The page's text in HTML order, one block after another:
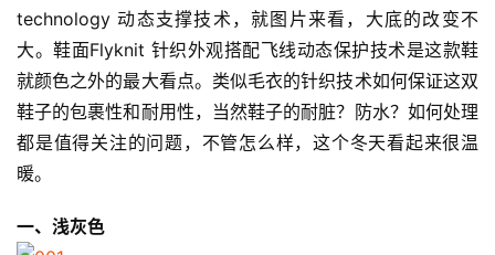
technology 动态支撑技术，就图片来看，大底的改变不
大。鞋面Flyknit 针织外观搭配飞线动态保护技术是这款鞋
就颜色之外的最大看点。类似毛衣的针织技术如何保证这双
鞋子的包裹性和耐用性，当然鞋子的耐脏？防水？如何处理
都是值得关注的问题，不管怎么样，这个冬天看起来很温
暖。
一、浅灰色